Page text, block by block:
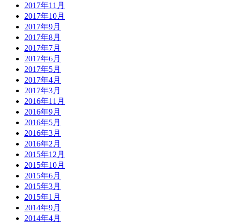
2017年11月
2017年10月
2017年9月
2017年8月
2017年7月
2017年6月
2017年5月
2017年4月
2017年3月
2016年11月
2016年9月
2016年5月
2016年3月
2016年2月
2015年12月
2015年10月
2015年6月
2015年3月
2015年1月
2014年9月
2014年4月